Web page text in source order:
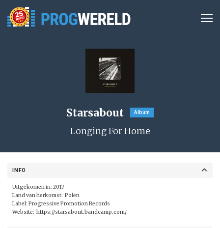
Starsabout Album
Longing For Home
INFO
Uitgekomen in: 2017
Land van herkomst: Polen
Label: Progressive Promotion Records
Website: https://starsabout.bandcamp.com/